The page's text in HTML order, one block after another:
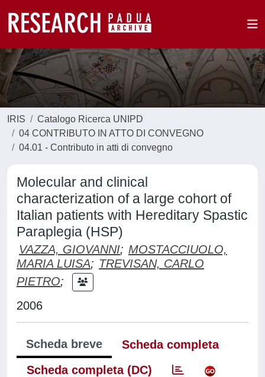
IRIS
Catalogo Ricerca UNIPD
04 CONTRIBUTO IN ATTO DI CONVEGNO
04.01 - Contributo in atti di convegno
Molecular and clinical
characterization of a large cohort of
Italian patients with Hereditary Spastic
Paraplegia (HSP)
VAZZA, GIOVANNI; MOSTACCIUOLO,
MARIA LUISA; TREVISAN, CARLO
PIETRO;
2006
Scheda breve
Scheda completa
Scheda completa (DC)